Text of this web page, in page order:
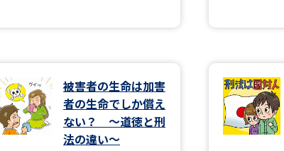
新増設大学・学部・学科
データサイエンス特集
被害者の生命は加害
者の生命でしか償え
ない？ ～道徳と刑
法の違い～